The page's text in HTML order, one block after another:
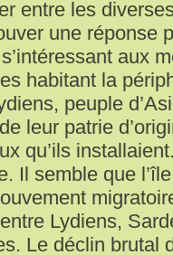
entre les
une réponse
aux
habitant la
peuple
leur patrie
qu’ils
Il semble que
Lydiens,
Le déclin brutal